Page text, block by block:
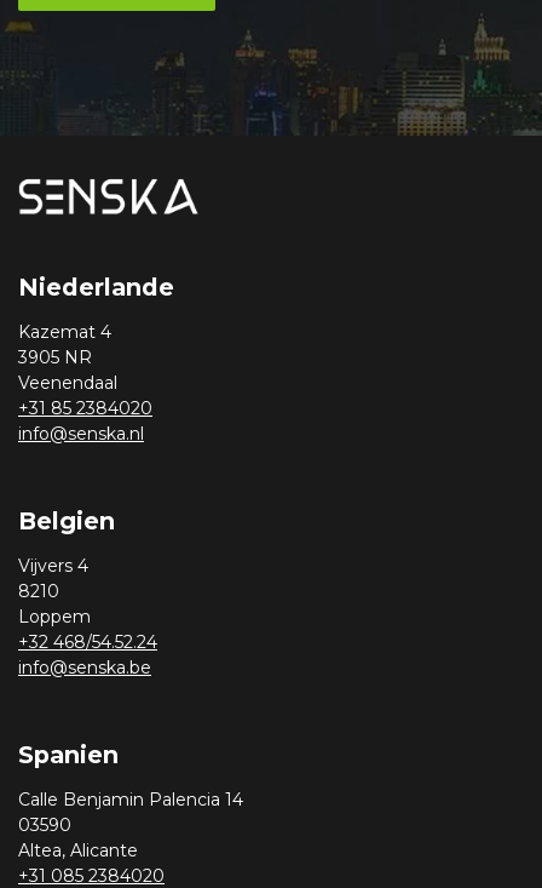
Niederlande
Kazemat 4
3905 NR
Veenendaal
+31 85 2384020
info@senska.nl
Belgien
Vijvers 4
8210
Loppem
+32 468/54.52.24
info@senska.be
Spanien
Calle Benjamin Palencia 14
03590
Altea, Alicante
+31 085 2384020